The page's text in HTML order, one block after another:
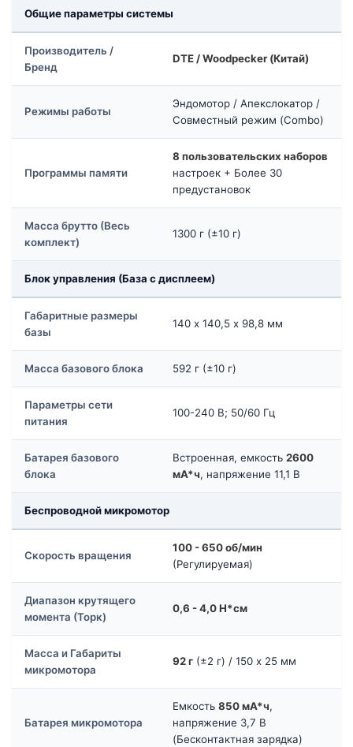
Общие параметры системы
Производитель /
Бренд
DTE / Woodpecker (Китай)
Режимы работы
Эндомотор / Апекслокатор /
Совместный режим (Combo)
Программы памяти
8 пользовательских наборов
настроек + Более 30
предустановок
Масса брутто (Весь
комплект)
1300 г (±10 г)
Блок управления (База с дисплеем)
Габаритные размеры
базы
140 х 140,5 х 98,8 мм
Масса базового блока 592 г (±10 г)
Параметры сети
питания
100-240 В; 50/60 Гц
Батарея базового
блока
Встроенная, емкость 2600
мА*ч, напряжение 11,1 В
Беспроводной микромотор
Скорость вращения
100 - 650 об/мин
(Регулируемая)
Диапазон крутящего
момента (Торк)
0,6 - 4,0 Н*см
Масса и Габариты
микромотора
92 г (±2 г) / 150 х 25 мм
Батарея микромотора
Емкость 850 мА*ч,
напряжение 3,7 В
(Бесконтактная зарядка)